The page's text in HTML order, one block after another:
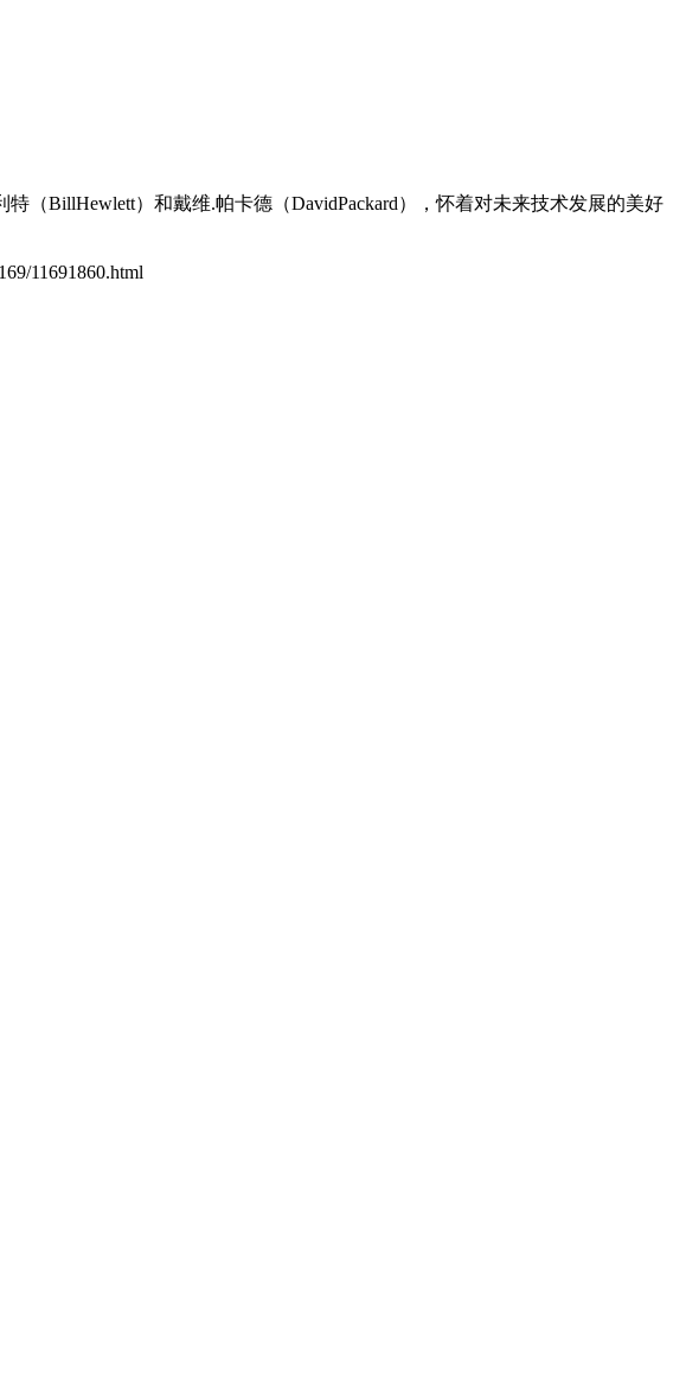
（BillHewlett）和戴维.帕卡德（DavidPackard），怀着对未来技术发展的美好
11691860.html